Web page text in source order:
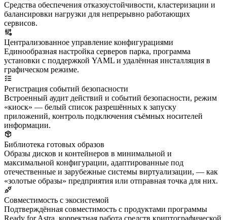
Средства обеспечения отказоустойчивости, кластеризации и
балансировки нагрузки для непрерывно работающих
сервисов.
Централизованное управление конфигурациями
Единообразная настройка серверов парка, программа
установки с поддержкой YAML и удалённая инсталляция в
графическом режиме.
Регистрация событий безопасности
Встроенный аудит действий и событий безопасности, режим
«киоск» — белый список разрешённых к запуску
приложений, контроль подключения съёмных носителей
информации.
Библиотека готовых образов
Образы дисков и контейнеров в минимальной и
максимальной конфигурации, адаптированные под
отечественные и зарубежные системы виртуализации, — как
«золотые образы» предприятия или отправная точка для них.
Совместимость с экосистемой
Подтверждённая совместимость с продуктами программы
Ready for Astra, корректная работа средств криптографической